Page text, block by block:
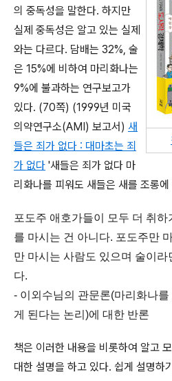
의 중독성을 말한다. 하지만
실제 중독성은 알고 있는 실제
와는 다르다. 담배는 32%, 술
은 15%에 비하여 마리화나는
9%에 불과하는 연구보고가
있다. (70쪽) (1999년 미국
의약연구소(AMI) 보고서) 새
들은 죄가 없다 : 대마초는 죄
가 없다 '새들은 죄가 없다 마
리화나를 피워도 새들은 새를 조롱
포도주 애호가들이 모두 더 취
를 마시는 건 아니다. 포도주만
만 마시는 사람도 있으며 술이라
다.
- 이외수님의 관문론(마리화나
게 된다는 논리)에 대한 반론
책은 이러한 내용을 비롯하여 알고
대한 설명을 하고 있다. 쉽게 설명하